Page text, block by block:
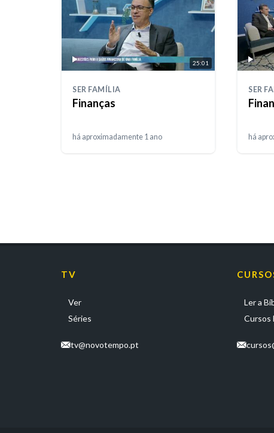
25:01
SER FAMÍLIA
Finanças
há aproximadamente 1 ano
SER
há
TV
Ver
Séries
tv@novotempo.pt
Ler a
Cursos